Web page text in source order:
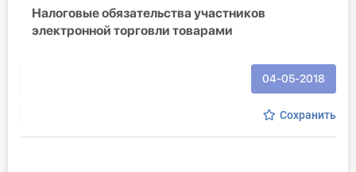
Консультации
Налоговые обязательства участников
электронной торговли товарами
04-05-2018
Сохранить